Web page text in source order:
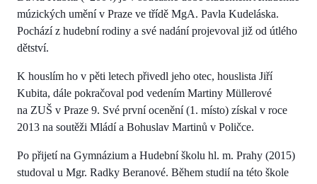
múzických umění v Praze ve třídě MgA. Pavla Kudeláska.
Pochází z hudební rodiny a své nadání projevoval již od útlého
dětství.
K houslím ho v pěti letech přivedl jeho otec, houslista Jiří
Kubita, dále pokračoval pod vedením Martiny Müllerové
na ZUŠ v Praze 9. Své první ocenění (1. místo) získal v roce
2013 na soutěži Mládí a Bohuslav Martinů v Poličce.
Po přijetí na Gymnázium a Hudební školu hl. m. Prahy (2015)
studoval u Mgr. Radky Beranové. Během studií na této škole